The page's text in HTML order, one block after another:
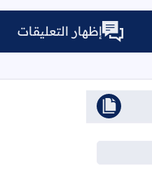
إظهار التعليقات